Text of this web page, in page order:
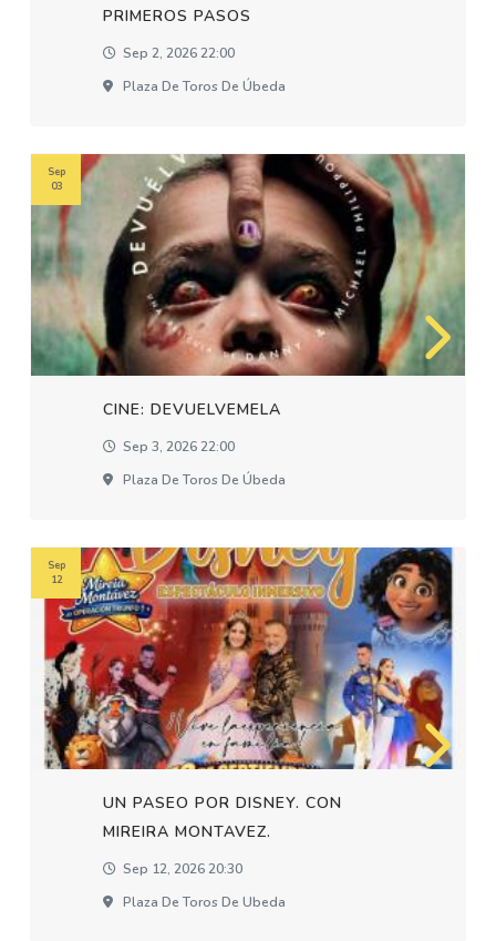
PRIMEROS PASOS
Sep 2, 2026 22:00
Plaza De Toros De Úbeda
CINE: DEVUELVEMELA
Sep 3, 2026 22:00
Plaza De Toros De Úbeda
Sep
03
UN PASEO POR DISNEY. CON
MIREIRA MONTAVEZ.
Sep 12, 2026 20:30
Plaza De Toros De Ubeda
Sep
12